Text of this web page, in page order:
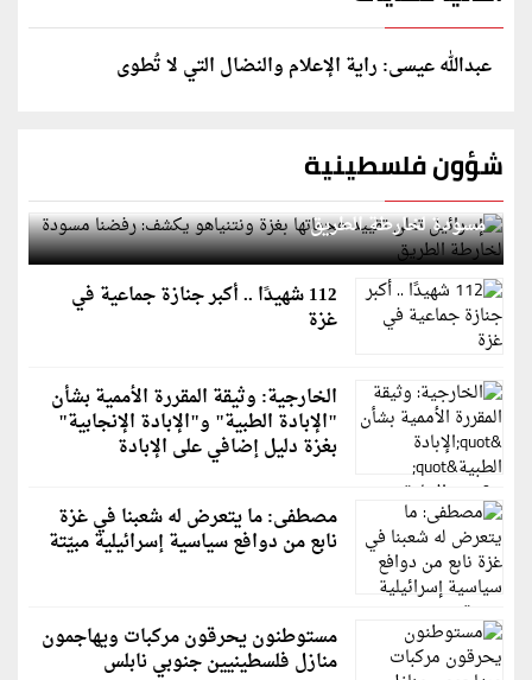
عبدالله عيسى: راية الإعلام والنضال التي لا تُطوى
شؤون فلسطينية
إسرائيل تعلن تقييد هجماتها بغزة ونتنياهو يكشف: رفضنا
مسودة لخارطة الطريق
112 شهيدًا .. أكبر جنازة جماعية في
غزة
الخارجية: وثيقة المقررة الأممية بشأن
"الإبادة الطبية" و"الإبادة الإنجابية"
بغزة دليل إضافي على الإبادة
مصطفى: ما يتعرض له شعبنا في غزة
نابع من دوافع سياسية إسرائيلية مبيّتة
مستوطنون يحرقون مركبات ويهاجمون
منازل فلسطينيين جنوبي نابلس